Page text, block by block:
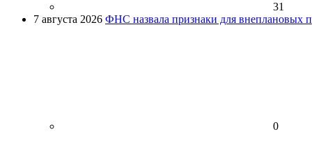
31
7 августа 2026 ФНС назвала признаки для внеплановых
0